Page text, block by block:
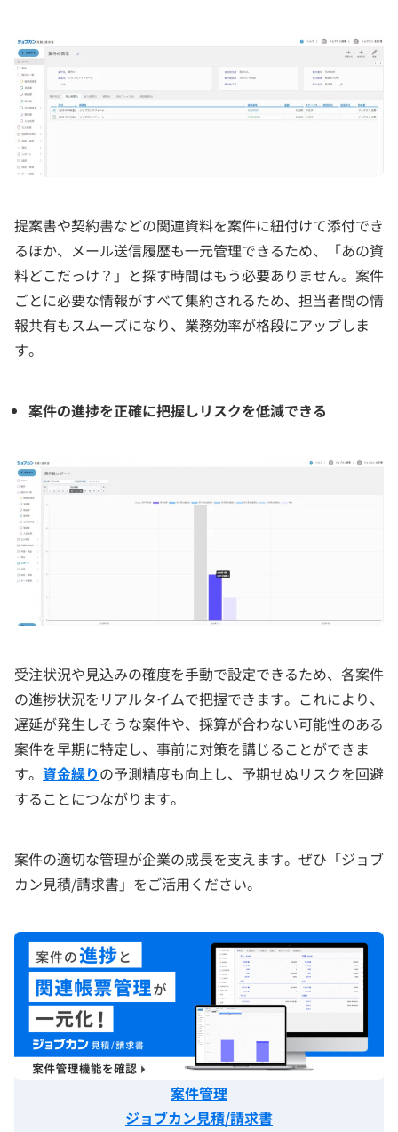
提案書や契約書などの関連資料を案件に紐付けて添付でき
るほか、メール送信履歴も一元管理できるため、「あの資
料どこだっけ？」と探す時間はもう必要ありません。案件
ごとに必要な情報がすべて集約されるため、担当者間の情
報共有もスムーズになり、業務効率が格段にアップしま
す。
案件の進捗を正確に把握しリスクを低減できる
受注状況や見込みの確度を手動で設定できるため、各案件
の進捗状況をリアルタイムで把握できます。これにより、
遅延が発生しそうな案件や、採算が合わない可能性のある
案件を早期に特定し、事前に対策を講じることができま
す。 資金繰りの予測精度も向上し、予期せぬリスクを回避
することにつながります。
案件の適切な管理が企業の成長を支えます。ぜひ「ジョブ
カン見積/請求書」をご活用ください。
案件管理
ジョブカン見積/請求書